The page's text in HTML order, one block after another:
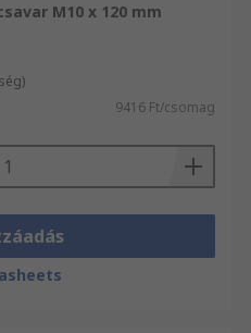
M10 x 120 mm
9416 Ft/csomag